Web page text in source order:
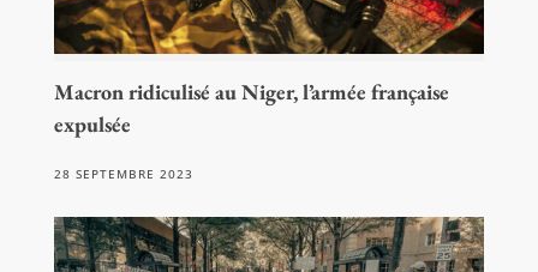
Macron ridiculisé au Niger, l’armée française
expulsée
28 SEPTEMBRE 2023